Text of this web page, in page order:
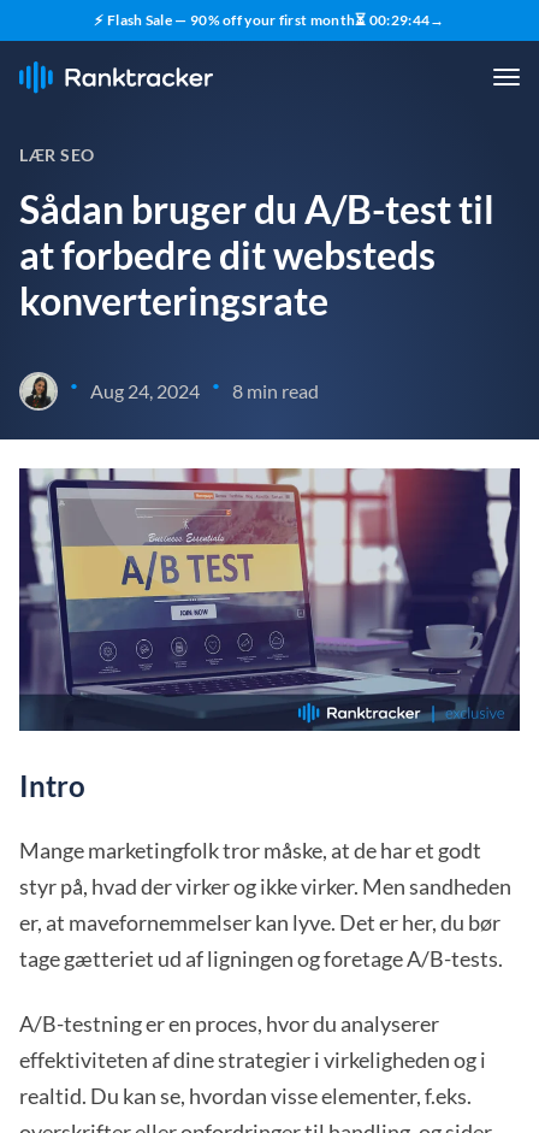
⚡ Flash Sale — 90% off your first month⏳ 00:29:43→
LÆR SEO
Sådan bruger du A/B-test til
at forbedre dit websteds
konverteringsrate
• Aug 24, 2024 • 8 min read
Intro
Mange marketingfolk tror måske, at de har et godt
styr på, hvad der virker og ikke virker. Men sandheden
er, at mavefornemmelser kan lyve. Det er her, du bør
tage gætteriet ud af ligningen og foretage A/B-tests.
A/B-testning er en proces, hvor du analyserer
effektiviteten af dine strategier i virkeligheden og i
realtid. Du kan se, hvordan visse elementer, f.eks.